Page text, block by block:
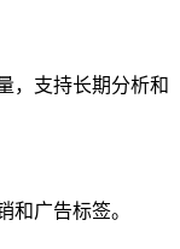
，支持长期分析和
和广告标签。